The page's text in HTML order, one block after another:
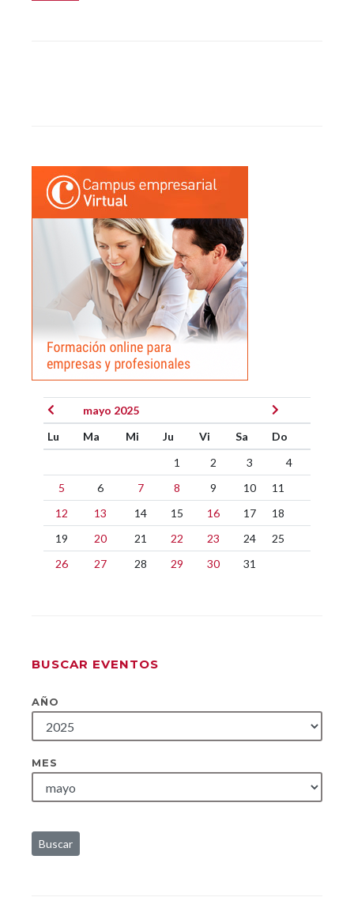
mayo 2025
Lu
Ma Mi Ju Vi Sa
Do
1
2 3
4
5
6 7 8 9 10
11
12
13 14 15 16 17
18
19
20 21 22 23 24
25
26
27 28 29 30 31
BUSCAR EVENTOS
AÑO
MES
Buscar